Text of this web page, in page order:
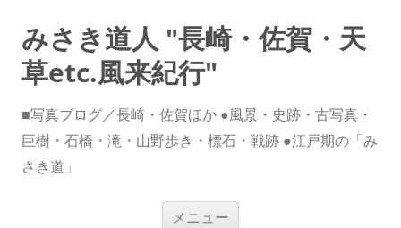
みさき道人 "長崎・佐賀・天
草etc.風来紀行"
■写真ブログ／長崎・佐賀ほか ●風景・史跡・古写真・
巨樹・石橋・滝・山野歩き・標石・戦跡 ●江戸期の「み
さき道」
メニュー